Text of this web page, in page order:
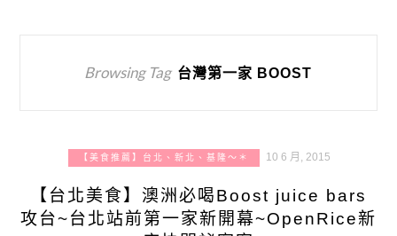
Browsing Tag 台灣第一家 BOOST
【美食推薦】台北、新北、基隆～＊ 10 6 月, 2015
【台北美食】澳洲必喝Boost juice bars
攻台~台北站前第一家新開幕~OpenRice新